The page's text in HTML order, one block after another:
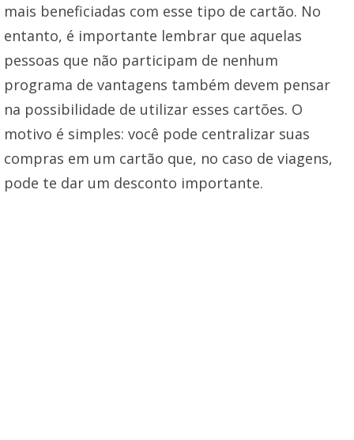
mais beneficiadas com esse tipo de cartão. No
entanto, é importante lembrar que aquelas
pessoas que não participam de nenhum
programa de vantagens também devem pensar
na possibilidade de utilizar esses cartões. O
motivo é simples: você pode centralizar suas
compras em um cartão que, no caso de viagens,
pode te dar um desconto importante.